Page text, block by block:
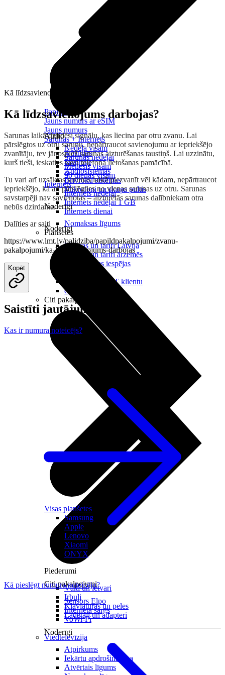
Papildināt
Jauns numurs ar eSIM
Jauns numurs
Sarunas + Internets
Nedēļa visam
Sarunas nedēļai
Mēnesis visam
90 dienas visam
Internets
Internets nedēļai
Internets nedēļai 1 GB
Internets dienai
Noderīgi
Maksas un tarifi Latvijā
Maksas un tarifi ārzemēs
LMT Kartes iespējas
Kā kļūt par LMT klientu
eSIM tehnoloģija
Citi pakalpojumi
Citi pakalpojumi
Sensors Elpo
Interneta sargs
VoWi-Fi
Viedtelevīzija
Audio
Austiņas
Skaļruņi
Audiosistēmas
Brīvroku sistēmas
Mikrofoni un skaņu pultis
Noderīgi
Nomaksas līgums
Planšetes
Visas planšetes
Samsung
Apple
Lenovo
Xiaomi
ONYX
Piederumi
Vāki un ietvari
Irbuļi
Klaviatūras un peles
Lādētāji un adapteri
Noderīgi
Atpirkums
Iekārtu apdrošināšana
Atvērtais līgums
Kā līdzsavienojums darbojas?
Kā līdzsavienojums darbojas?
Sarunas laikā dzirdēsi signālu, kas liecina par otru zvanu. Lai
pārslēgtos uz otru sarunu, nepārtraucot savienojumu ar iepriekšējo
zvanītāju, tev jānospiež sarunas aizturēšanas taustiņš. Lai uzzinātu,
kurš tieši, ieskaties sava telefona lietošanas pamācībā.
Tu vari arī uzsāktas sarunas laikā piezvanīt vēl kādam, nepārtraucot
iepriekšējo, kā arī pārslēgties no vienas sarunas uz otru. Sarunas
savstarpēji nav savienotas – aizturētās sarunas dalībniekam otra
nebūs dzirdama.
Dalīties ar saiti
https://www.lmt.lv/palidziba/papildpakalpojumi/zvanu-
pakalpojumi/ka-lidzsavienojums-darbojas
Kopēt
Saistīti jautājumi
Kas ir numura noteicējs?
Kā pieslēgt numura noteicēju?